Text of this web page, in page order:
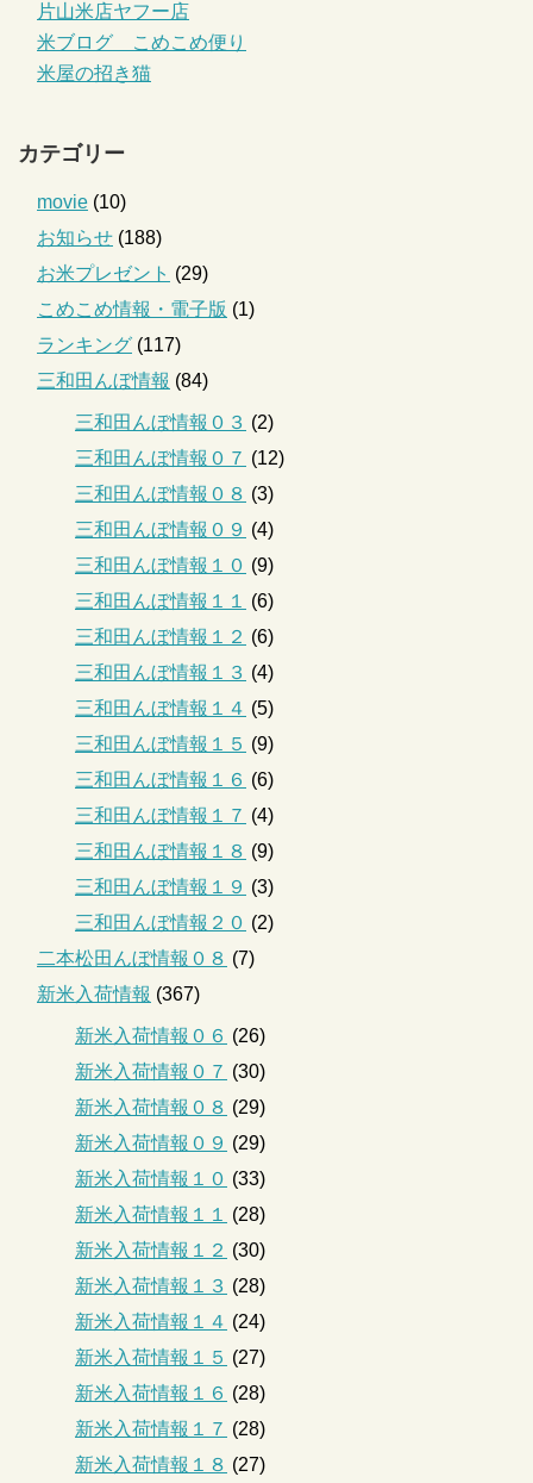
片山米店ヤフー店
米ブログ こめこめ便り
米屋の招き猫
カテゴリー
movie (10)
お知らせ (188)
お米プレゼント (29)
こめこめ情報・電子版 (1)
ランキング (117)
三和田んぼ情報 (84)
三和田んぼ情報０３ (2)
三和田んぼ情報０７ (12)
三和田んぼ情報０８ (3)
三和田んぼ情報０９ (4)
三和田んぼ情報１０ (9)
三和田んぼ情報１１
(6)
三和田んぼ情報１２ (6)
三和田んぼ情報１３ (4)
三和田んぼ情報１４ (5)
三和田んぼ情報１５ (9)
三和田んぼ情報１６ (6)
三和田んぼ情報１７ (4)
三和田んぼ情報１８ (9)
三和田んぼ情報１９ (3)
三和田んぼ情報２０ (2)
二本松田んぼ情報０８ (7)
新米入荷情報 (367)
新米入荷情報０６ (26)
新米入荷情報０７ (30)
新米入荷情報０８ (29)
新米入荷情報０９ (29)
新米入荷情報１０ (33)
新米入荷情報１１
(28)
新米入荷情報１２ (30)
新米入荷情報１３ (28)
新米入荷情報１４ (24)
新米入荷情報１５ (27)
新米入荷情報１６ (28)
新米入荷情報１７ (28)
新米入荷情報１８ (27)